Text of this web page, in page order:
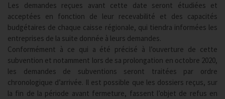
Les demandes reçues avant cette date seront étudiées et
acceptées en fonction de leur recevabilité et des capacités
budgétaires de chaque caisse régionale, qui tiendra informées les
entreprises de la suite donnée à leurs demandes.
Conformément à ce qui a été précisé à l’ouverture de cette
subvention et notamment lors de sa prolongation en octobre 2020,
les demandes de subventions seront traitées par ordre
chronologique d’arrivée. Il est possible que les dossiers reçus, sur
la fin de la période avant fermeture, fassent l’objet de refus en